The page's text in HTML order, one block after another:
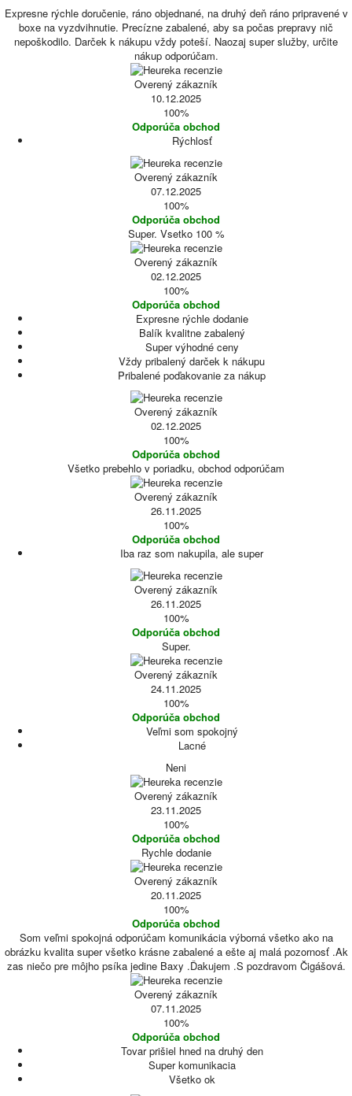
Expresne rýchle doručenie, ráno objednané, na druhý deň ráno pripravené v
boxe na vyzdvihnutie. Precízne zabalené, aby sa počas prepravy nič
nepoškodilo. Darček k nákupu vždy poteší. Naozaj super služby, určite
nákup odporúčam.
Overený zákazník
10.12.2025
100%
Odporúča obchod
Rýchlosť
Overený zákazník
07.12.2025
100%
Odporúča obchod
Super. Vsetko 100 %
Overený zákazník
02.12.2025
100%
Odporúča obchod
Expresne rýchle dodanie
Balík kvalitne zabalený
Super výhodné ceny
Vždy pribalený darček k nákupu
Pribalené poďakovanie za nákup
Overený zákazník
02.12.2025
100%
Odporúča obchod
Všetko prebehlo v poriadku, obchod odporúčam
Overený zákazník
26.11.2025
100%
Odporúča obchod
Iba raz som nakupila, ale super
Overený zákazník
26.11.2025
100%
Odporúča obchod
Super.
Overený zákazník
24.11.2025
100%
Odporúča obchod
Veľmi som spokojný
Lacné
Neni
Overený zákazník
23.11.2025
100%
Odporúča obchod
Rychle dodanie
Overený zákazník
20.11.2025
100%
Odporúča obchod
Som veľmi spokojná odporúčam komunikácia výborná všetko ako na
obrázku kvalita super všetko krásne zabalené a ešte aj malá pozornosť .Ak
zas niečo pre môjho psíka jedine Baxy .Ďakujem .S pozdravom Čigášová.
Overený zákazník
07.11.2025
100%
Odporúča obchod
Tovar prišiel hned na druhý den
Super komunikacia
Všetko ok